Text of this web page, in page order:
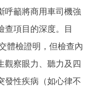
呼籲將商用車司機強
查項目的深度。目
體檢證明，但檢查內
觀察眼力、聽力及四
發性疾病（如心律不